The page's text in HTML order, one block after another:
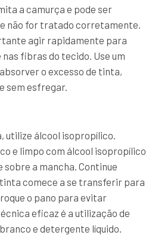
a camurça e pode ser
não for tratado corretamente.
agir rapidamente para
fibras do tecido. Use um
o excesso de tinta,
sem esfregar.
utilize álcool isopropílico.
e limpo com álcool isopropílico
a mancha. Continue
comece a se transferir para
o pano para evitar
eficaz é a utilização de
e detergente líquido.